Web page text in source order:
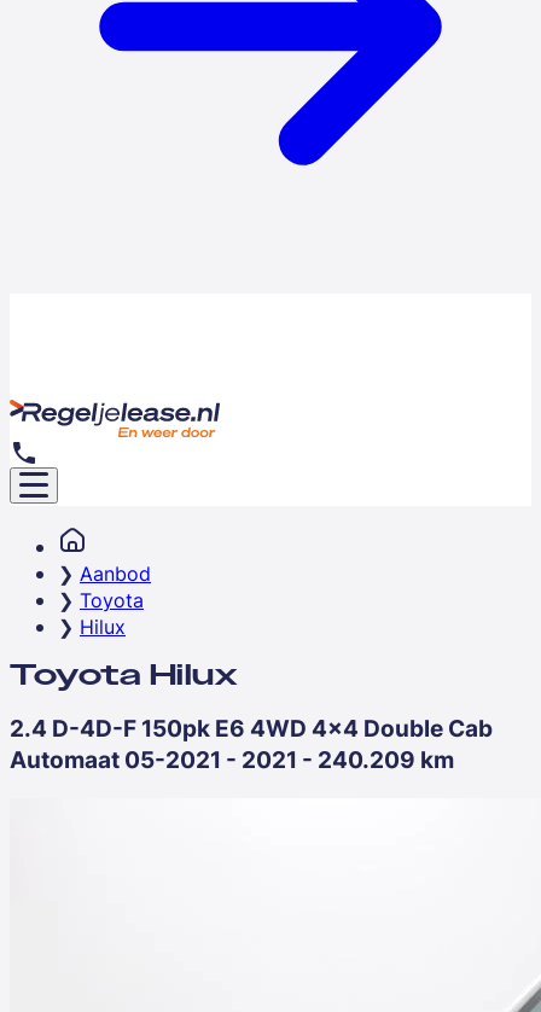
Aanbod
Toyota
Hilux
Toyota Hilux
2.4 D-4D-F 150pk E6 4WD 4x4 Double Cab
Automaat 05-2021 - 2021 - 240.209 km